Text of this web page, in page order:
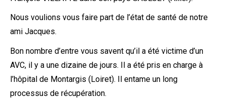
Nous voulions vous faire part de l’état de santé de notre
ami Jacques.
Bon nombre d’entre vous savent qu’il a été victime d’un
AVC, il y a une dizaine de jours. Il a été pris en charge à
l’hôpital de Montargis (Loiret). Il entame un long
processus de récupération.